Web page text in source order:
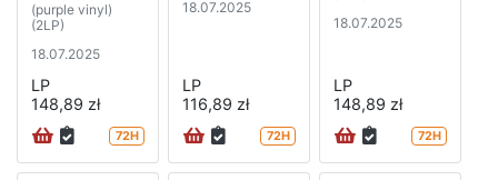
(purple vinyl)
(2LP)
18.07.2025
LP
148,89 zł
72H
18.07.2025
LP
116,89 zł
72H
18.07.2025
LP
148,89 zł
72H